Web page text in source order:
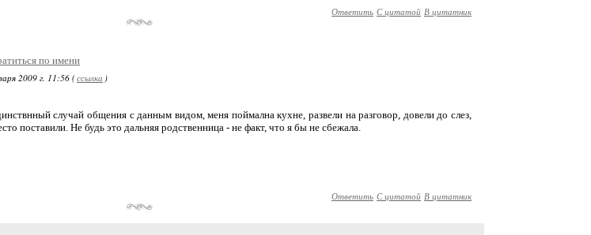
Ответить С цитатой В цитатник
по имени
2009 г. 11:56 (ссылка )
случай общения с данным видом, меня поймална кухне, развели на разговор, довели до слез,
поставили. Не будь это дальняя родственница - не факт, что я бы не сбежала.
Ответить С цитатой В цитатник